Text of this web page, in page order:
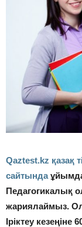
Qaztest.kz қазақ
сайтында
Педагогикалық
жариялаймыз.
Іріктеу